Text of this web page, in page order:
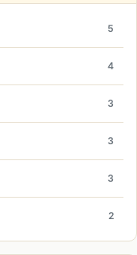
5
4
3
3
3
2